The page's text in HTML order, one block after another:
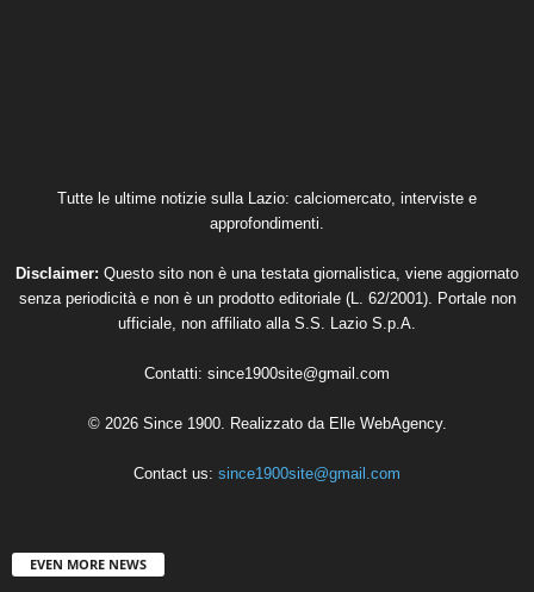
Tutte le ultime notizie sulla Lazio: calciomercato, interviste e
approfondimenti.
Disclaimer: Questo sito non è una testata giornalistica, viene aggiornato
senza periodicità e non è un prodotto editoriale (L. 62/2001). Portale non
ufficiale, non affiliato alla S.S. Lazio S.p.A.
Contatti: since1900site@gmail.com
© 2026 Since 1900. Realizzato da Elle WebAgency.
Contact us: since1900site@gmail.com
EVEN MORE NEWS